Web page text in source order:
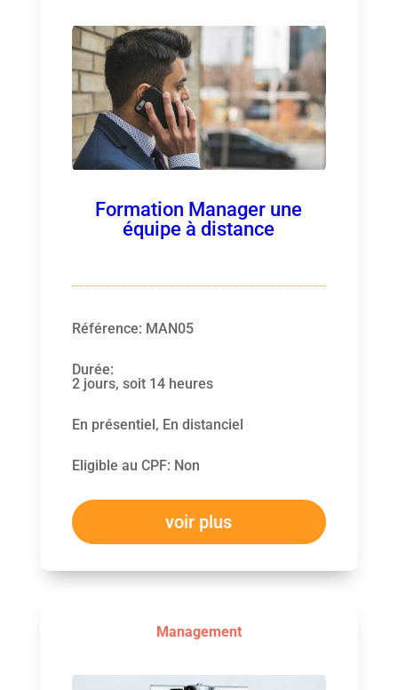
Formation Manager une
équipe à distance
Référence: MAN05
Durée:
2 jours, soit 14 heures
En présentiel, En distanciel
Eligible au CPF: Non
voir plus
Management